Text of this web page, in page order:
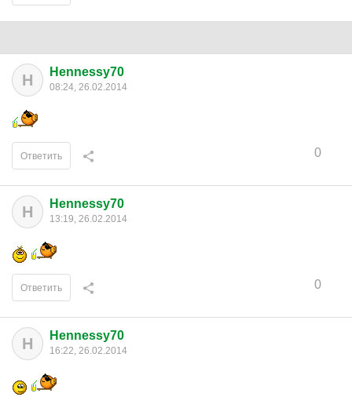
H Hennessy70
08:24, 26.02.2014
0
Ответить
H Hennessy70
13:19, 26.02.2014
0
Ответить
H Hennessy70
16:22, 26.02.2014